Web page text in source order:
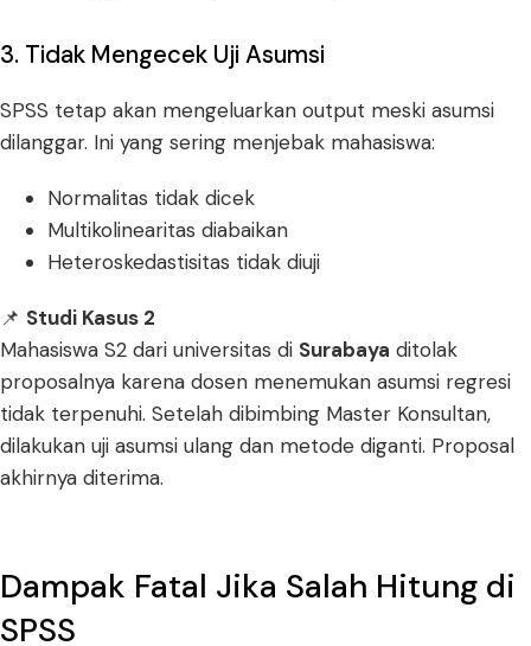
3. Tidak Mengecek Uji Asumsi
SPSS tetap akan mengeluarkan output meski asumsi
dilanggar. Ini yang sering menjebak mahasiswa:
Normalitas tidak dicek
Multikolinearitas diabaikan
Heteroskedastisitas tidak diuji
📌 Studi Kasus 2
Mahasiswa S2 dari universitas di Surabaya ditolak
proposalnya karena dosen menemukan asumsi regresi
tidak terpenuhi. Setelah dibimbing Master Konsultan,
dilakukan uji asumsi ulang dan metode diganti. Proposal
akhirnya diterima.
Dampak Fatal Jika Salah Hitung di
SPSS